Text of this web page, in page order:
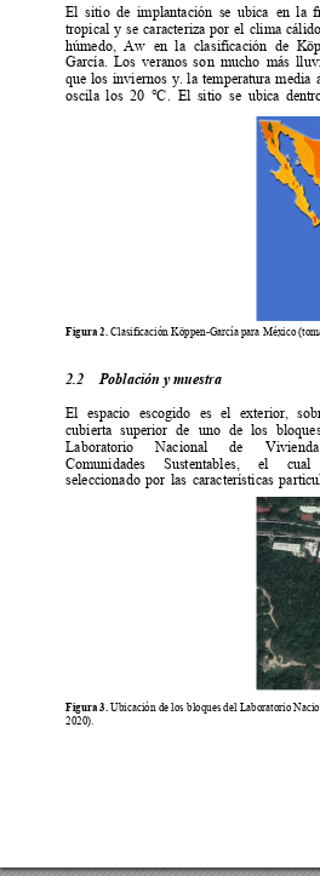
El sitio de implantación se ubica en la
tropical y se caracteriza por el clima
húmedo,
Aw en la clasificación de
García. Los veranos son mucho más
que los inviernos y. la temperatura media
oscila los 20 °C. El sitio se ubica de
Figura 2. Clasificación Köppen-García para México
2.2
Población y muestra
El espacio escogido es el exterior,
cubierta superior de uno de los
Laboratorio
Nacional de
Comunidades
Sustentables, el
cual
seleccionado por las características
Figura 3. Ubicación de los bloques del Laboratorio
2020).